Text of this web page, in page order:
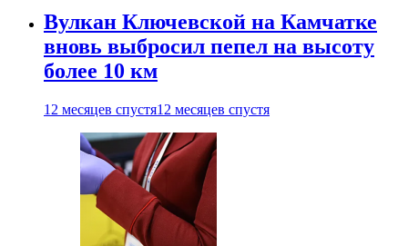
Вулкан Ключевской на Камчатке
вновь выбросил пепел на высоту
более 10 км
12 месяцев спустя12 месяцев спустя